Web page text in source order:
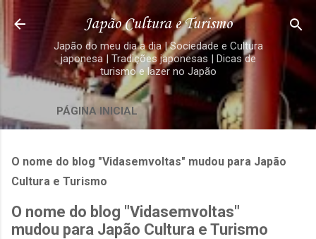
Pular para o conteúdo principal
Japão Cultura e Turismo
Japão do meu dia a dia | Sociedade e Cultura
japonesa | Tradições japonesas | Dicas de
turismo e lazer no Japão
PÁGINA INICIAL
O nome do blog "Vidasemvoltas" mudou para Japão
Cultura e Turismo
O nome do blog "Vidasemvoltas"
mudou para Japão Cultura e Turismo